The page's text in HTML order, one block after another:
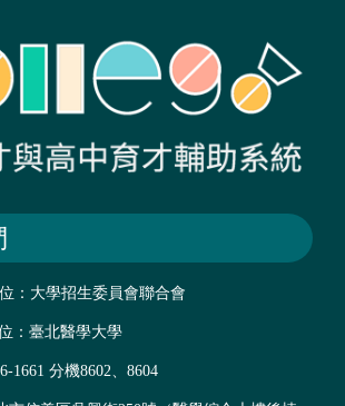
：大學招生委員會聯合會
：臺北醫學大學
1661 分機8602、8604